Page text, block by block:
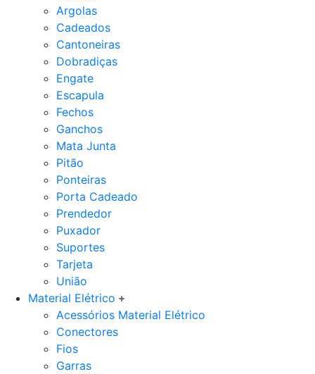
Argolas
Cadeados
Cantoneiras
Dobradiças
Engate
Escapula
Fechos
Ganchos
Mata Junta
Pitão
Ponteiras
Porta Cadeado
Prendedor
Puxador
Suportes
Tarjeta
União
Material Elétrico
Acessórios Material Elétrico
Conectores
Fios
Garras